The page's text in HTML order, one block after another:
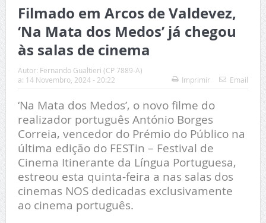
Filmado em Arcos de Valdevez,
‘Na Mata dos Medos’ já chegou
às salas de cinema
Autor: Fernando Gualtieri (CP 7889-A)
a: 14 Novembro, 2024 - 20:22 Imprimir Email
‘Na Mata dos Medos’, o novo filme do
realizador português António Borges
Correia, vencedor do Prémio do Público na
última edição do FESTin – Festival de
Cinema Itinerante da Língua Portuguesa,
estreou esta quinta-feira a nas salas dos
cinemas NOS dedicadas exclusivamente
ao cinema português.